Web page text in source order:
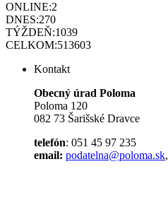
ONLINE:2
DNES:270
TÝŽDEŇ:1039
CELKOM:513603
Kontakt
Obecný úrad Poloma
Poloma 120
082 73 Šarišské Dravce
telefón: 051 45 97 235
email: podatelna@poloma.sk,